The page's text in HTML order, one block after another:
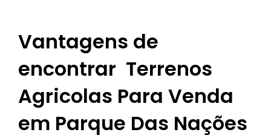
Vantagens de
encontrar Terrenos
Agricolas Para Venda
em Parque Das Nações